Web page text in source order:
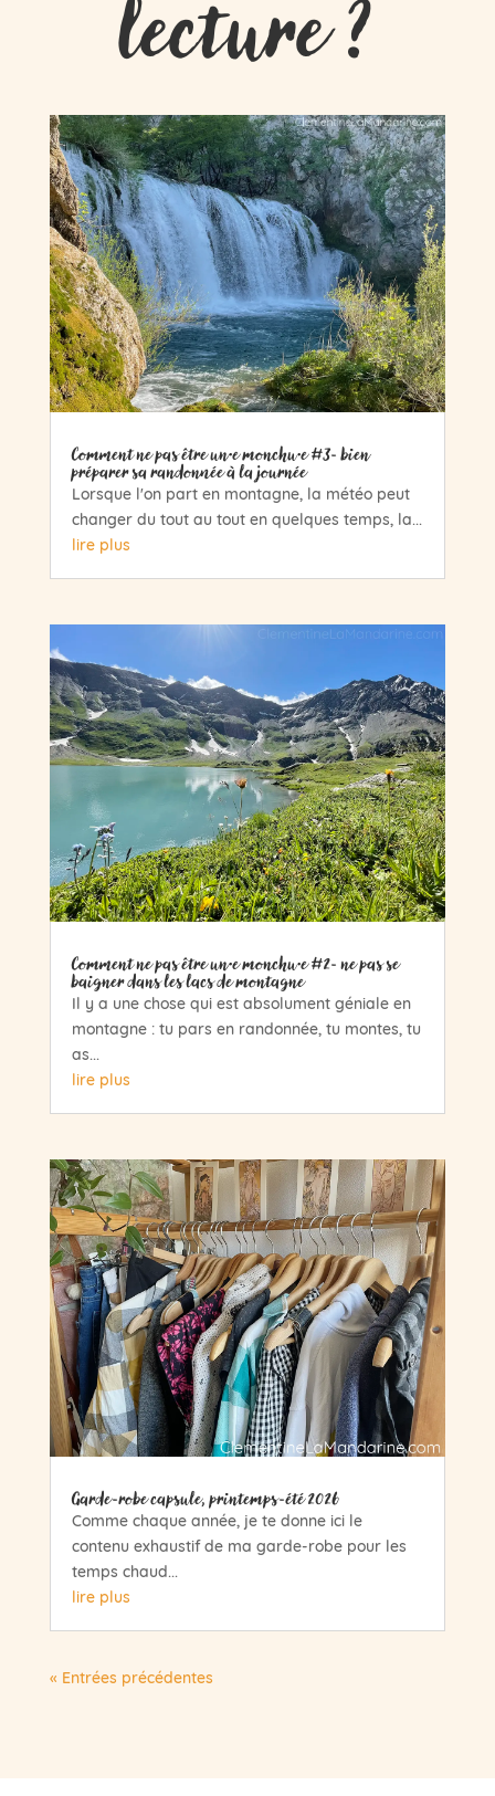
lecture ?
Comment ne pas être un·e monchu·e #3- bien
préparer sa randonnée à la journée
Lorsque l'on part en montagne, la météo peut
changer du tout au tout en quelques temps, la...
lire plus
Comment ne pas être un·e monchu·e #2- ne pas se
baigner dans les lacs de montagne
Il y a une chose qui est absolument géniale en
montagne : tu pars en randonnée, tu montes, tu
as...
lire plus
Garde-robe capsule, printemps-été 2026
Comme chaque année, je te donne ici le
contenu exhaustif de ma garde-robe pour les
temps chaud...
lire plus
« Entrées précédentes